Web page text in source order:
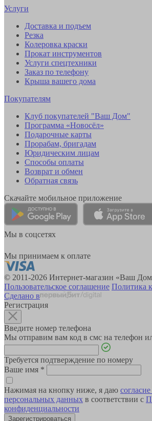
Услуги
Доставка и подъем
Резка
Колеровка краски
Прокат инструментов
Услуги спецтехники
Заказ по телефону
Крыша вашего дома
Покупателям
Клуб покупателей "Ваш Дом"
Программа «Новосёл»
Подарочные карты
Прорабам, бригадам
Юридическим лицам
Способы оплаты
Возврат и обмен
Обратная связь
Скачайте мобильное приложение
Мы в соцсетях
Мы принимаем к оплате
© 2011-2026 Интернет-магазин «Ваш
Пользовательское соглашение Политика
Сделано в
Регистрация
Введите номер телефона
Мы отправим вам код в смс на телефон
Требуется подтверждение по номеру
Ваше имя *
Нажимая на кнопку ниже, я даю
персональных данных в соответствии с
конфиденциальности
Зарегистрироваться